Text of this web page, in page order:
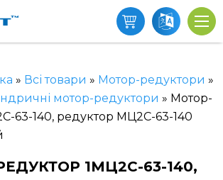
» Всі товари » Мотор-редуктори »
мотор-редуктори » Мотор-
63-140, редуктор МЦ2С-63-140
1МЦ2С-63-140,